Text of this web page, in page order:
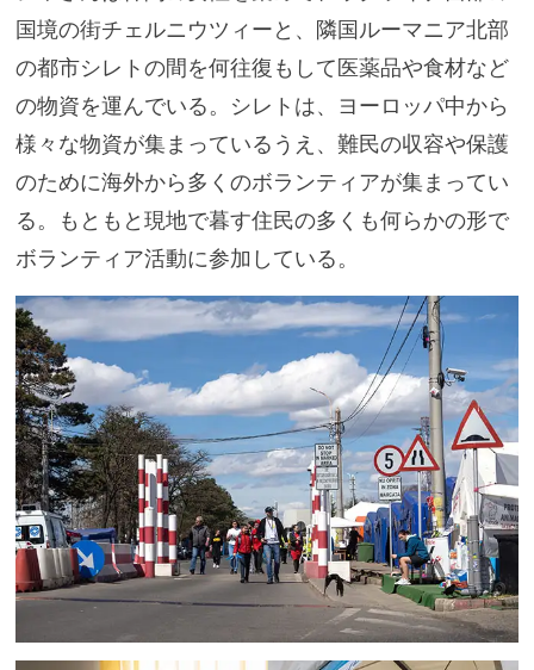
国境の街チェルニウツィーと、隣国ルーマニア北部
の都市シレトの間を何往復もして医薬品や食材など
の物資を運んでいる。シレトは、ヨーロッパ中から
様々な物資が集まっているうえ、難民の収容や保護
のために海外から多くのボランティアが集まってい
る。もともと現地で暮す住民の多くも何らかの形で
ボランティア活動に参加している。